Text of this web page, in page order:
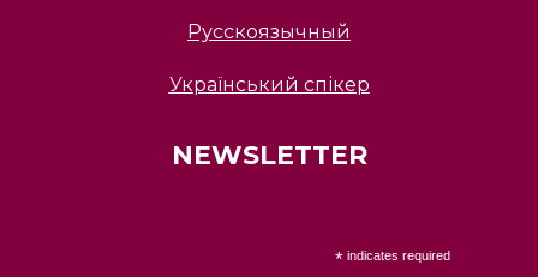
Русскоязычный
Український спікер
NEWSLETTER
*indicates required